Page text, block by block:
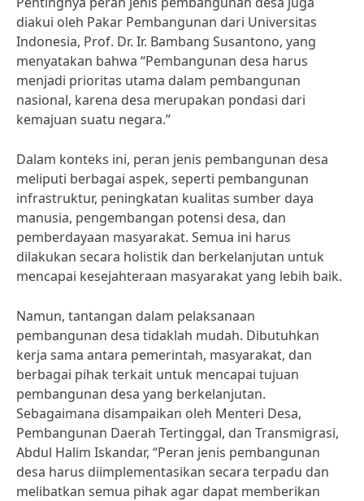
diakui oleh Pakar Pembangunan dari Universitas
Indonesia, Prof. Dr. Ir. Bambang Susantono, yang
menyatakan bahwa “Pembangunan desa harus
menjadi prioritas utama dalam pembangunan
nasional, karena desa merupakan pondasi dari
kemajuan suatu negara.”
Dalam konteks ini, peran jenis pembangunan desa
meliputi berbagai aspek, seperti pembangunan
infrastruktur, peningkatan kualitas sumber daya
manusia, pengembangan potensi desa, dan
pemberdayaan masyarakat. Semua ini harus
dilakukan secara holistik dan berkelanjutan untuk
mencapai kesejahteraan masyarakat yang lebih baik.
Namun, tantangan dalam pelaksanaan
pembangunan desa tidaklah mudah. Dibutuhkan
kerja sama antara pemerintah, masyarakat, dan
berbagai pihak terkait untuk mencapai tujuan
pembangunan desa yang berkelanjutan.
Sebagaimana disampaikan oleh Menteri Desa,
Pembangunan Daerah Tertinggal, dan Transmigrasi,
Abdul Halim Iskandar, “Peran jenis pembangunan
desa harus diimplementasikan secara terpadu dan
melibatkan semua pihak agar dapat memberikan